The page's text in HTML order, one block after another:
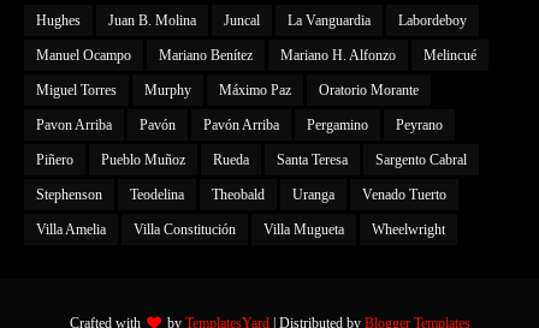
Hughes Juan B. Molina Juncal La Vanguardia Labordeboy
Manuel Ocampo Mariano Benítez Mariano H. Alfonzo Melincué
Miguel Torres Murphy Máximo Paz Oratorio Morante
Pavon Arriba Pavón Pavón Arriba Pergamino Peyrano
Piñero Pueblo Muñoz Rueda Santa Teresa Sargento Cabral
Stephenson Teodelina Theobald Uranga Venado Tuerto
Villa Amelia Villa Constitución Villa Mugueta Wheelwright
Crafted with by TemplatesYard| Distributed by Blogger Templates